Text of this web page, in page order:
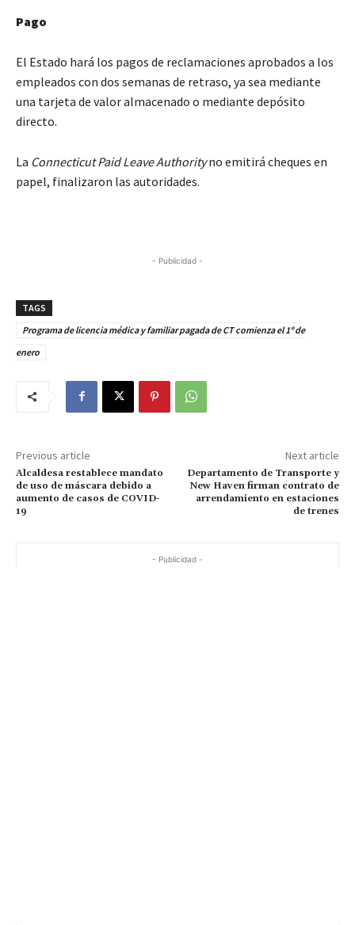
Pago
El Estado hará los pagos de reclamaciones aprobados a los
empleados con dos semanas de retraso, ya sea mediante
una tarjeta de valor almacenado o mediante depósito
directo.
La Connecticut Paid Leave Authorityno emitirá cheques en
papel, finalizaron las autoridades.
- Publicidad -
TAGS
Programa de licencia médica y familiar pagada de CT comienza el 1º de
enero
Previous article
Alcaldesa restablece mandato
de uso de máscara debido a
aumento de casos de COVID-
19
Next article
Departamento de Transporte y
New Haven firman contrato de
arrendamiento en estaciones
de trenes
- Publicidad -